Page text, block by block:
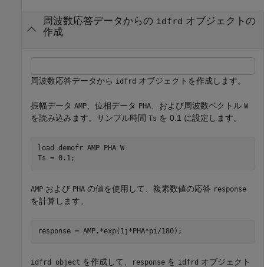
周波数応答データからの idfrd オブジェクトの
作成
周波数応答データから idfrd オブジェクトを作成します。
振幅データ AMP 、位相データ PHA 、および周波数ベクトル W
を読み込みます。サンプル時間 Ts を 0.1 に設定します。
load demofr AMP PHA W
Ts = 0.1;
AMP および PHA の値を使用して、複素数値の応答 response
を計算します。
response = AMP.*exp(1j*PHA*pi/180);
idfrd object を作成して、 response を idfrd オブジェクト